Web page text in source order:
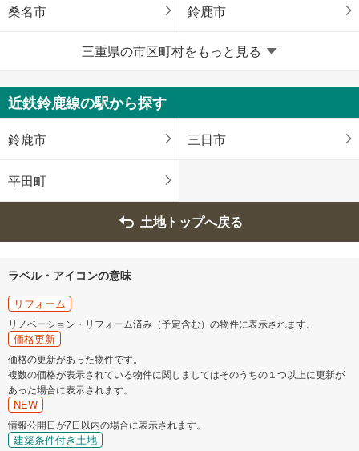
桑名市 鈴鹿市
亀山市
熊野市
志摩市 伊賀市
員弁郡東員町
三重郡川越町
度会郡南伊勢町
三重県の市区町村をもっと見る
近鉄鈴鹿線の駅から探す
鈴鹿市 三日市
平田町
土地トップへ戻る
ラベル・アイコンの意味
リフォーム
リノベーション・リフォーム済み（予定含む）の物件に表示されます。
価格更新
価格の更新があった物件です。
複数の価格が表示されている物件に関しましてはそのうちの１つ以上に更新が
あった場合に表示されます。
NEW
情報公開日が7日以内の場合に表示されます。
建築条件付き土地